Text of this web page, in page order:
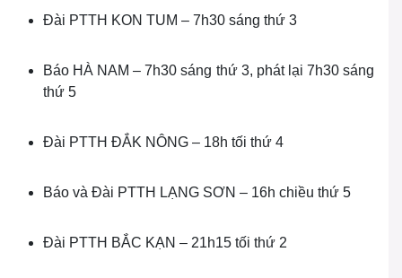
Đài PTTH KON TUM – 7h30 sáng thứ 3
Báo HÀ NAM – 7h30 sáng thứ 3, phát lại 7h30 sáng
thứ 5
Đài PTTH ĐẮK NÔNG – 18h tối thứ 4
Báo và Đài PTTH LẠNG SƠN – 16h chiều thứ 5
Đài PTTH BẮC KẠN – 21h15 tối thứ 2